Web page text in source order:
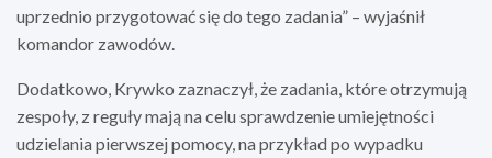
uprzednio przygotować się do tego zadania” – wyjaśnił
komandor zawodów.
Dodatkowo, Krywko zaznaczył, że zadania, które otrzymują
zespoły, z reguły mają na celu sprawdzenie umiejętności
udzielania pierwszej pomocy, na przykład po wypadku